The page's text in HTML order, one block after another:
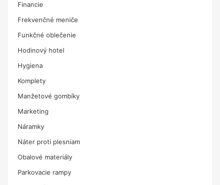
Financie
Frekvenčné meniče
Funkčné oblečenie
Hodinový hotel
Hygiena
Komplety
Manžetové gombíky
Marketing
Náramky
Náter proti plesniam
Obalové materiály
Parkovacie rampy